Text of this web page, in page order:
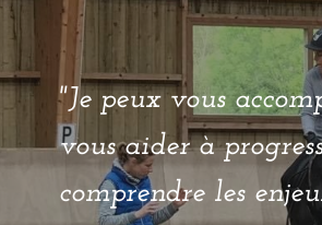
"Je peux vous
vous aider à
comprendre les